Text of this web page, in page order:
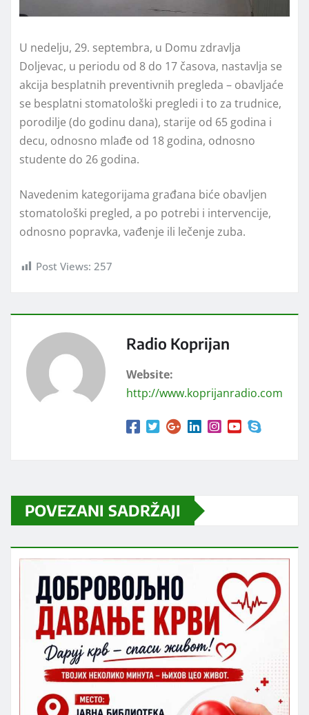
U nedelјu, 29. septembra, u Domu zdravlјa
Dolјevac, u periodu od 8 do 17 časova, nastavlјa se
akcija besplatnih preventivnih pregleda – obavlјaće
se besplatni stomatološki pregledi i to za trudnice,
porodilјe (do godinu dana), starije od 65 godina i
decu, odnosno mlađe od 18 godina, odnosno
studente do 26 godina.
Navedenim kategorijama građana biće obavlјen
stomatološki pregled, a po potrebi i intervencije,
odnosno popravka, vađenje ili lečenje zuba.
Post Views: 257
Radio Koprijan
Website:
http://www.koprijanradio.com
POVEZANI SADRŽAJI